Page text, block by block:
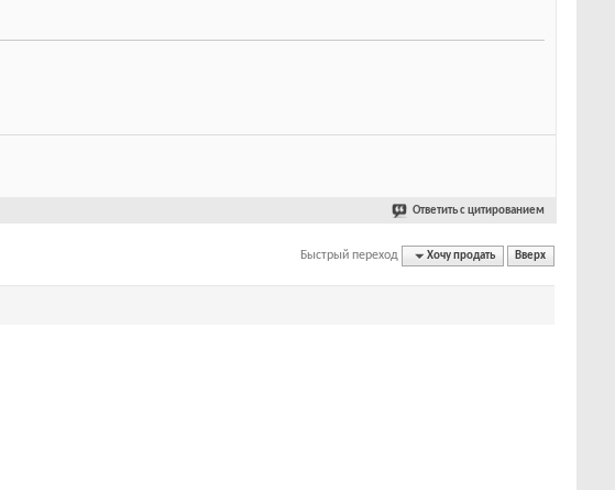
Ответить с цитированием
Быстрый переход Хочу продать Вверх